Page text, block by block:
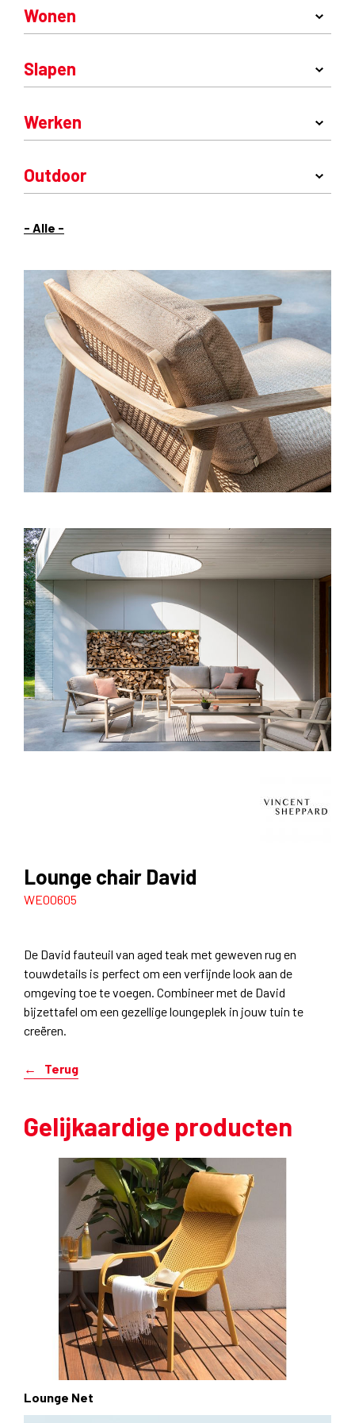
- Alle -
Wonen
Slapen
Werken
Outdoor
Lounge chair David
WE00605
De David fauteuil van aged teak met geweven rug en
touwdetails is perfect om een verfijnde look aan de
omgeving toe te voegen. Combineer met de David
bijzettafel om een gezellige loungeplek in jouw tuin te
creëren.
Terug
Gelijkaardige producten
Lounge Net